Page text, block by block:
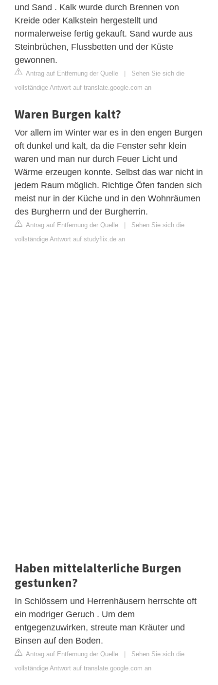
und Sand . Kalk wurde durch Brennen von
Kreide oder Kalkstein hergestellt und
normalerweise fertig gekauft. Sand wurde aus
Steinbrüchen, Flussbetten und der Küste
gewonnen.
Antrag auf Entfernung der Quelle | Sehen Sie sich die
vollständige Antwort auf translate.google.com an
Waren Burgen kalt?
Vor allem im Winter war es in den engen Burgen
oft dunkel und kalt, da die Fenster sehr klein
waren und man nur durch Feuer Licht und
Wärme erzeugen konnte. Selbst das war nicht in
jedem Raum möglich. Richtige Öfen fanden sich
meist nur in der Küche und in den Wohnräumen
des Burgherrn und der Burgherrin.
Antrag auf Entfernung der Quelle | Sehen Sie sich die
vollständige Antwort auf studyflix.de an
Haben mittelalterliche Burgen
gestunken?
In Schlössern und Herrenhäusern herrschte oft
ein modriger Geruch . Um dem
entgegenzuwirken, streute man Kräuter und
Binsen auf den Boden.
Antrag auf Entfernung der Quelle | Sehen Sie sich die
vollständige Antwort auf translate.google.com an